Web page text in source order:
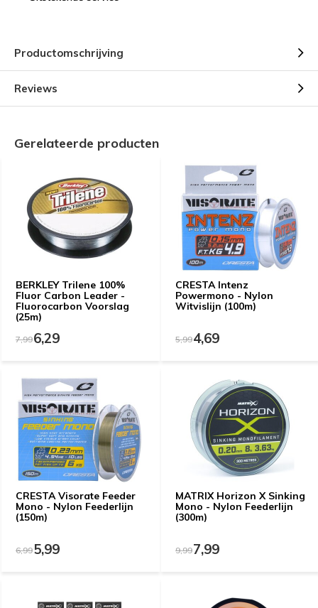
Productomschrijving
Reviews
Gerelateerde producten
BERKLEY Trilene 100%
Fluor Carbon Leader -
Fluorocarbon Voorslag
(25m)
7,996,29
CRESTA Intenz
Powermono - Nylon
Witvislijn (100m)
5,994,69
CRESTA Visorate Feeder
Mono - Nylon Feederlijn
(150m)
6,995,99
MATRIX Horizon X Sinking
Mono - Nylon Feederlijn
(300m)
9,997,99